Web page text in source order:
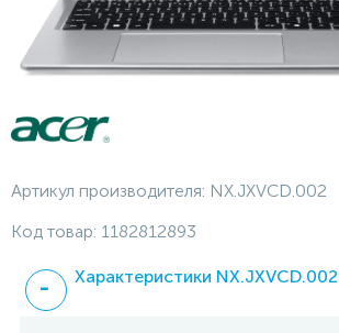
Артикул производителя: NX.JXVCD.002
Код товар: 1182812893
Характеристики NX.JXVCD.002